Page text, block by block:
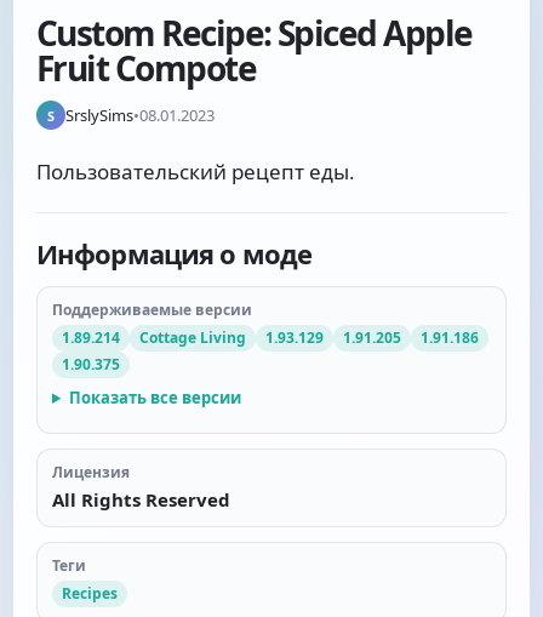
Custom Recipe: Spiced Apple
Fruit Compote
S SrslySims•08.01.2023
Пользовательский рецепт еды.
Информация о моде
Поддерживаемые версии
1.89.214
Cottage Living 1.93.129 1.91.205
1.91.186
1.90.375
Показать все версии
Лицензия
All Rights Reserved
Теги
Recipes